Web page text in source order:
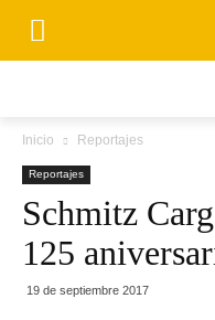
Inicio Reportajes
Reportajes
Schmitz
125
19 de septiembre 2017